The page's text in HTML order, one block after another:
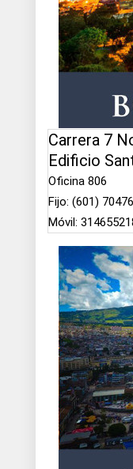
Carrera 7
Edificio
Oficina 806
Fijo: (601)
Móvil: